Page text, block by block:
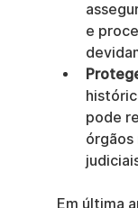
e
pode
órgãos
Em última